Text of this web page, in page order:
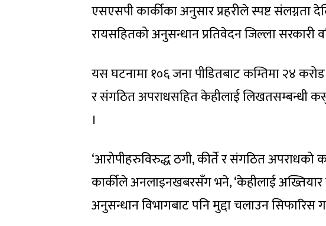
एसएसपी कार्कीका अनुसार प्रहरीले स्पष्ट संलग्नता
रायसहितको अनुसन्धान प्रतिवेदन जिल्ला
यस घटनामा १०६ जना पीडितबाट कम्तिमा २४
र संगठित अपराधसहित केहीलाई लिखतसम्बन्धी
।
‘आरोपीहरुविरुद्ध ठगी, कीर्ते र संगठित
कार्कीले अनलाइनखबरसँग भने, ‘केहीलाई
अनुसन्धान विभागबाट पनि मुद्दा चलाउन सिफारिस